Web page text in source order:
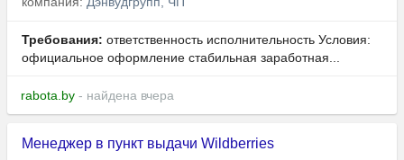
Требования: ответственность исполнительность Условия:
официальное оформление стабильная заработная...
rabota.by - найдена вчера
Менеджер в пункт выдачи Wildberries